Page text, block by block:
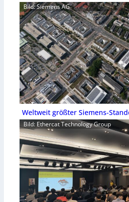
Bild: Siemens AG
Weltweit größter Siemens-
Bild: Ethercat Technology Group